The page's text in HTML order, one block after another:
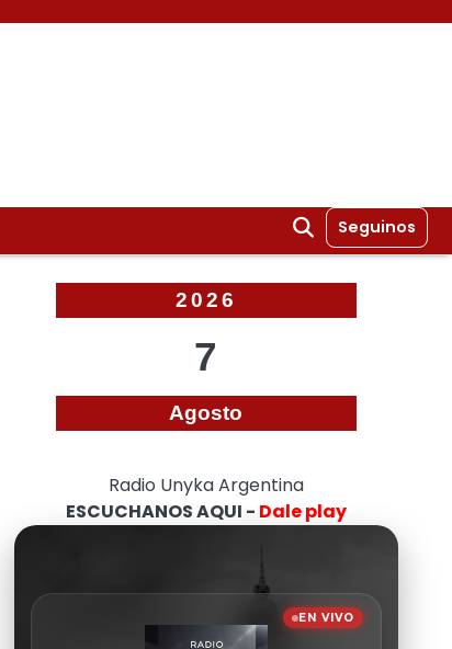
Seguinos
2026
7
Agosto
Radio Unyka Argentina
ESCUCHANOS AQUI - Dale play